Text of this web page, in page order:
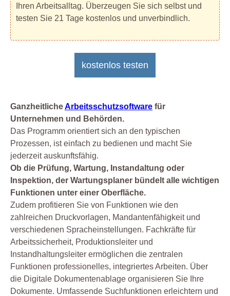
Ihren Arbeitsalltag. Überzeugen Sie sich selbst und
testen Sie 21 Tage kostenlos und unverbindlich.
kostenlos testen
GanzheitlicheArbeitsschutzsoftware für
Unternehmen und Behörden.
Das Programm orientiert sich an den typischen
Prozessen, ist einfach zu bedienen und macht Sie
jederzeit auskunftsfähig.
Ob die Prüfung, Wartung, Instandaltung oder
Inspektion, der Wartungsplaner bündelt alle wichtigen
Funktionen unter einer Oberfläche.
Zudem profitieren Sie von Funktionen wie den
zahlreichen Druckvorlagen, Mandantenfähigkeit und
verschiedenen Spracheinstellungen. Fachkräfte für
Arbeitssicherheit, Produktionsleiter und
Instandhaltungsleiter ermöglichen die zentralen
Funktionen professionelles, integriertes Arbeiten. Über
die Digitale Dokumentenablage organisieren Sie Ihre
Dokumente. Umfassende Suchfunktionen erleichtern und